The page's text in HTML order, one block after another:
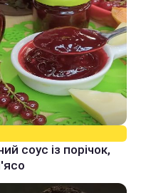
соус із порічок,